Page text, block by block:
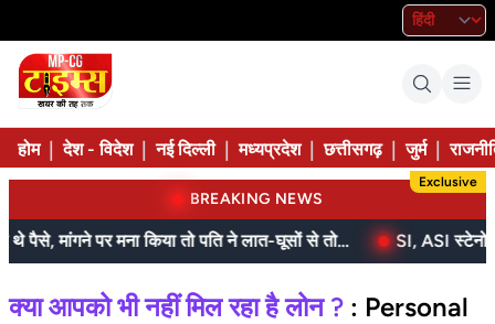
होम देश - विदेश नई दिल्ली मध्यप्रदेश छत्तीसगढ़ जुर्म
BREAKING NEWS
Exclusive
बेटे ने मां को दिए थे पैसे, मांगने पर मना किया तो पति ने लात-घूसों से तोड़ी तिल्ली; गिरफ्तार
क्या आपको भी नहीं मिल रहा है लोन ? : Personal